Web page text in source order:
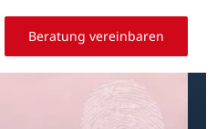
Beratung vereinbaren